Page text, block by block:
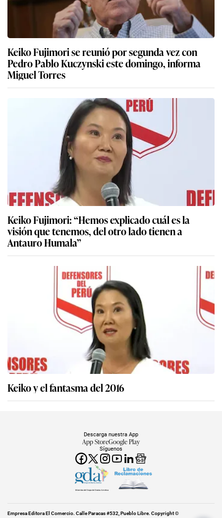
Keiko Fujimori se reunió por segunda vez con
Pedro Pablo Kuczynski este domingo, informa
Miguel Torres
Keiko Fujimori: “Hemos explicado cuál es la
visión que tenemos, del otro lado tienen a
Antauro Humala”
Keiko y el fantasma del 2016
Síguenos
Descarga nuestra App
App StoreGoogle Play
Miembro del Grupo de Diarios América
Empresa Editora El Comercio. Calle Paracas #532, Pueblo Libre. Copyright ©